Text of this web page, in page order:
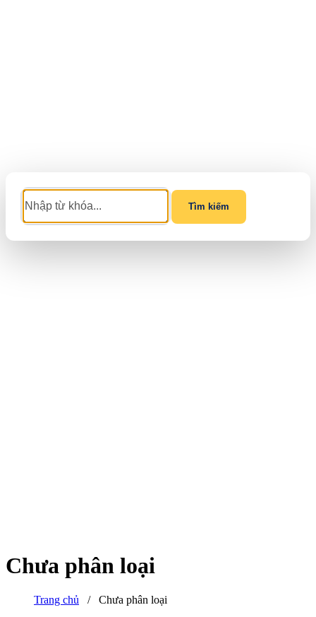
Tìm kiếm
Chưa phân loại
Trang chủ / Chưa phân loại